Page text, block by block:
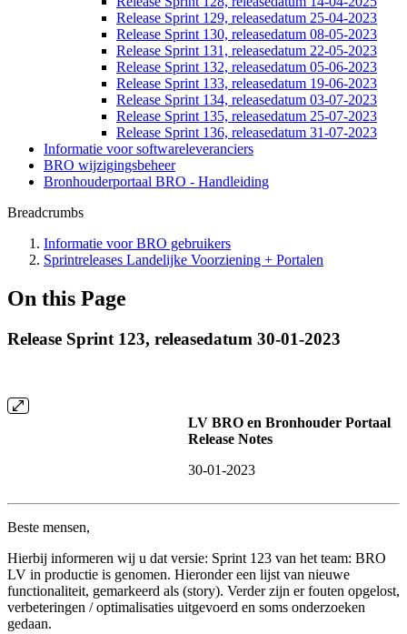
Release Sprint 129, releasedatum 25-04-2023
Release Sprint 130, releasedatum 08-05-2023
Release Sprint 131, releasedatum 22-05-2023
Release Sprint 132, releasedatum 05-06-2023
Release Sprint 133, releasedatum 19-06-2023
Release Sprint 134, releasedatum 03-07-2023
Release Sprint 135, releasedatum 25-07-2023
Release Sprint 136, releasedatum 31-07-2023
Informatie voor softwareleveranciers
BRO wijzigingsbeheer
Bronhouderportaal BRO - Handleiding
Breadcrumbs
Informatie voor BRO gebruikers
Sprintreleases Landelijke Voorziening + Portalen
On this Page
Release Sprint 123, releasedatum 30-01-2023
LV BRO en Bronhouder Portaal
Release Notes
30-01-2023
Beste mensen,
Hierbij informeren wij u dat versie: Sprint 123 van het team: BRO
LV in productie is genomen. Hieronder een lijst van nieuwe
functionaliteit, gemarkeerd als (story). Verder zijn er fouten opgelost,
verbeteringen / optimalisaties uitgevoerd en soms onderzoeken
gedaan.